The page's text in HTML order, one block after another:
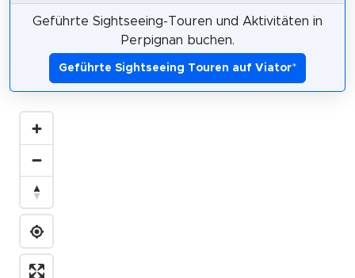
Geführte Sightseeing-Touren und Aktivitäten in
Perpignan buchen.
Geführte Sightseeing Touren auf Viator*